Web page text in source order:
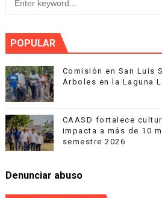
POPULAR
Comisión en San Luis
Árboles en la Laguna
CAASD fortalece
impacta a más de 10
semestre 2026
Denunciar abuso